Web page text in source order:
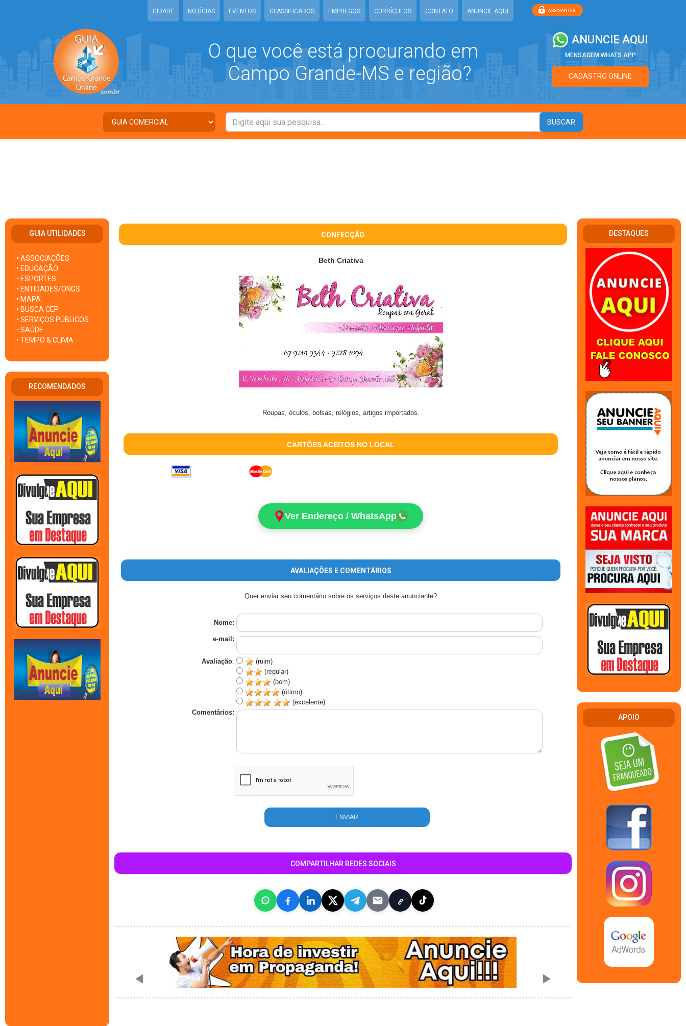
CIDADE NOTÍCIAS EVENTOS CLASSIFICADOS EMPREGOS CURRÍCULOS CONTATO ANUNCIE AQUI
O que você está procurando em
Campo Grande-MS e região?
ANUNCIE AQUI
MENSAGEM WHATS APP
CADASTRO ONLINE
GUIA UTILIDADES
• ASSOCIAÇÕES
• EDUCAÇÃO
• ESPORTES
• ENTIDADES/ONGS
• MAPA
• BUSCA CEP
• SERVIÇOS PÚBLICOS
• SAÚDE
• TEMPO & CLIMA
RECOMENDADOS
CONFECÇÃO
Beth Criativa
Roupas, óculos, bolsas, relógios, artigos importados.
CARTÕES ACEITOS NO LOCAL
Ver Endereço / WhatsApp
AVALIAÇÕES E COMENTÁRIOS
Quer enviar seu comentário sobre os serviços deste anunciante?
Nome:
e-mail:
Avaliação:
(ruim)
(regular)
(bom)
(ótimo)
(excelente)
Comentários:
COMPARTILHAR REDES SOCIAIS
DESTAQUES
APOIO